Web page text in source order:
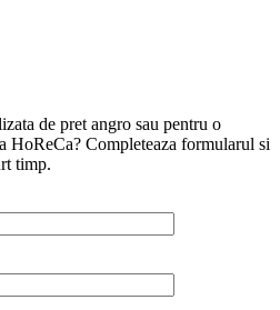
de pret angro sau pentru o
HoReCa? Completeaza formularul si
timp.